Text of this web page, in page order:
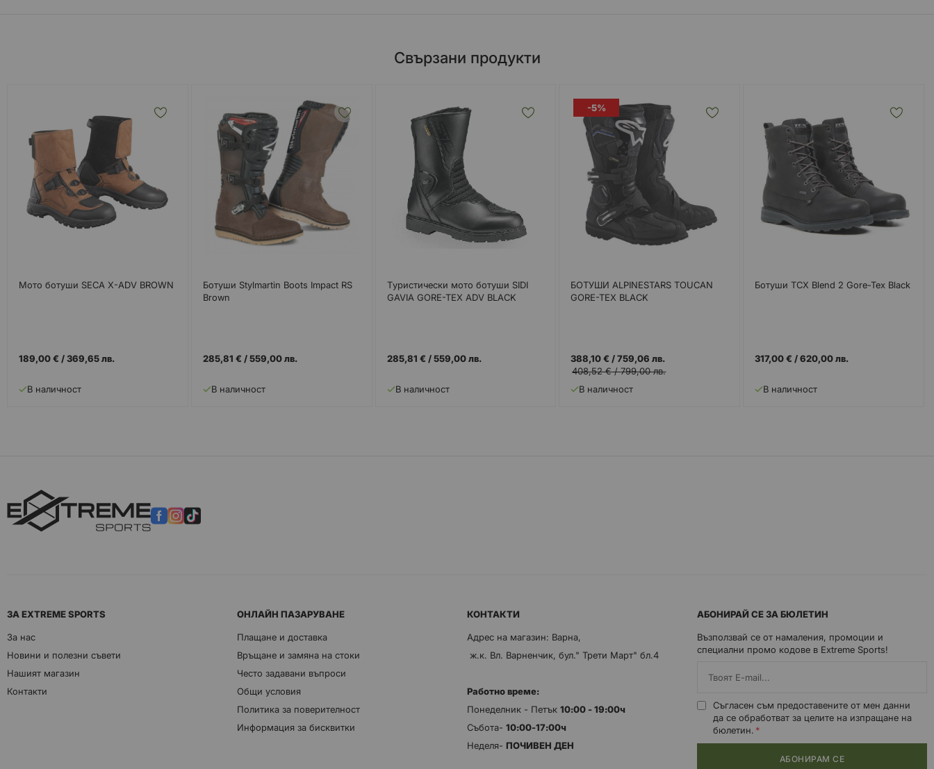
Свързани продукти
Mото ботуши SECA X-ADV BROWN
189,00 € /369,65 лв.
В наличност
Ботуши Stylmartin Boots Impact RS
Brown
285,81 € /559,00 лв.
В наличност
Tуристически мото ботуши SIDI
GAVIA GORE-TEX ADV BLACK
285,81 € /559,00 лв.
В наличност
-5%
БОТУШИ ALPINESTARS TOUCAN
GORE-TEX BLACK
388,10 € /759,06 лв.
408,52 €/799,00 лв.
В наличност
Ботуши TCX Blend 2 Gore-Tex Black
317,00 € /620,00 лв.
В наличност
ЗА EXTREME SPORTS
За нас
Новини и полезни съвети
Нашият магазин
Контакти
ОНЛАЙН ПАЗАРУВАНЕ
Плащане и доставка
Връщане и замяна на стоки
Често задавани въпроси
Общи условия
Политика за поверителност
Информация за бисквитки
КОНТАКТИ
Адрес на магазин: Варна,
ж.к. Вл. Варненчик, бул." Трети Март" бл.4
Работно време:
Понеделник - Петък 10:00 - 19:00ч
Събота- 10:00-17:00ч
Неделя- ПОЧИВЕН ДЕН
АБОНИРАЙ СЕ ЗА БЮЛЕТИН
Възползвай се от намаления, промоции и
специални промо кодове в Extreme Sports!
Съгласен съм предоставените от мен данни
да се обработват за целите на изпращане на
бюлетин.
АБОНИРАМ СЕ